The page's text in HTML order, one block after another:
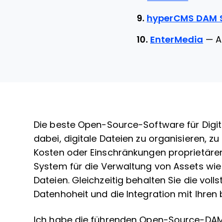
9. hyperCMS DAM
10. EnterMedia —
Die beste Open-Source-Software für
dabei, digitale Dateien zu organisieren,
Kosten oder Einschränkungen
System für die Verwaltung von Assets
Dateien. Gleichzeitig behalten Sie die
Datenhoheit und die Integration mit Ihren
Ich habe die führenden Open-Source-